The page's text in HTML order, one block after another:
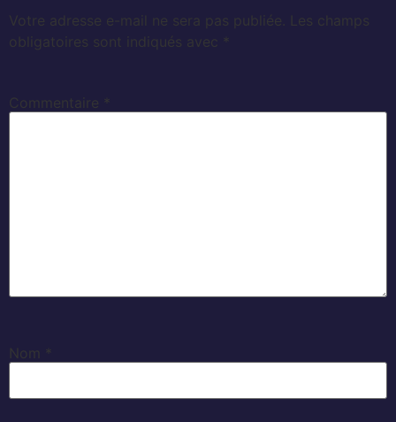
Votre adresse e-mail ne sera pas publiée. Les champs
obligatoires sont indiqués avec
Commentaire
Nom